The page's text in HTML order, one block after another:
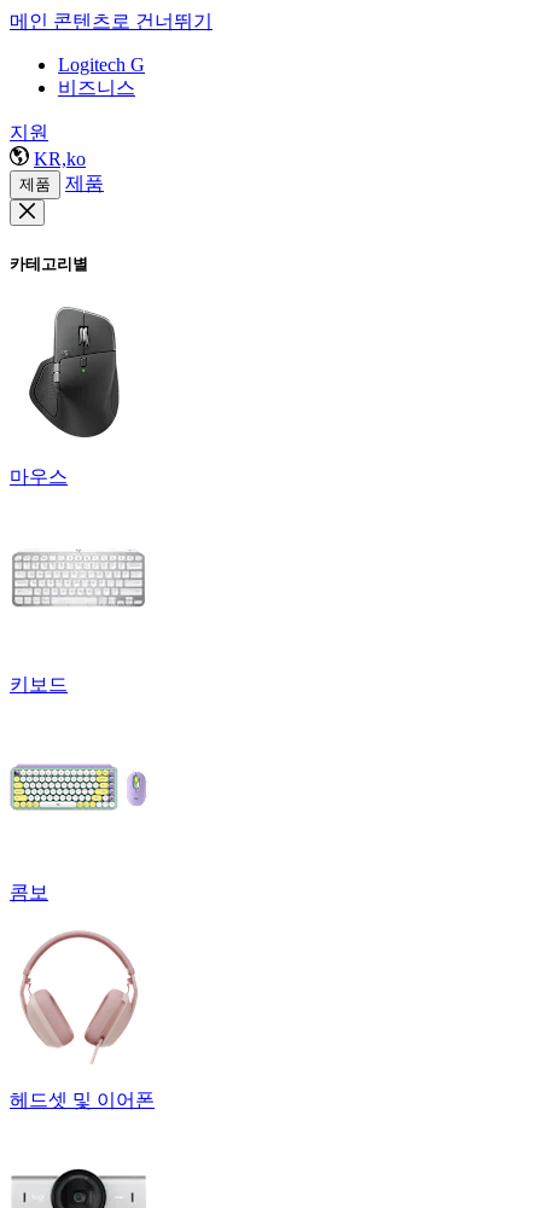
메인 콘텐츠로 건너뛰기
Logitech G
비즈니스
지원
KR,ko
제품 제품
카테고리별
마우스
키보드
콤보
헤드셋 및 이어폰